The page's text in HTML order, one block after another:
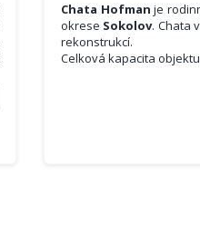
Chata Hofman je
okrese Sokolov. Chata
rekonstrukcí.
Celková kapacita
2 kuchyně
elektrický